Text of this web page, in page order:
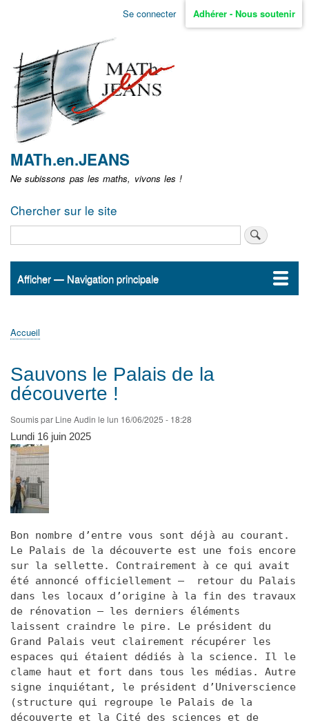
Aller
non
identifié
Se connecter Adhérer - Nous soutenir
MATh.en.JEANS
Ne subissons pas les maths, vivons les !
Chercher sur le site
Navigation
Afficher — Navigation principale
Accueil
ActualitésMATh.en.JEANS ?
Régions et Ateliers
Créer, gérer un atelier
Sujets/Publications
Congrès
d'Ariane
Accueil
Sauvons le Palais de la
découverte !
Soumis par Line Audin le lun 16/06/2025 - 18:28
Lundi 16 juin 2025
Bon nombre d’entre vous sont déjà au courant.
Le Palais de la découverte est une fois encore
sur la sellette. Contrairement à ce qui avait
été annoncé officiellement — retour du Palais
dans les locaux d’origine à la fin des travaux
de rénovation — les derniers éléments
laissent craindre le pire. Le président du
Grand Palais veut clairement récupérer les
espaces qui étaient dédiés à la science. Il le
clame haut et fort dans tous les médias. Autre
signe inquiétant, le président d’Universcience
(structure qui regroupe le Palais de la
découverte et la Cité des sciences et de